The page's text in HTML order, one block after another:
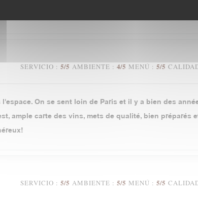
SERVICIO : 5/5 AMBIENTE : 4/5 MENÚ : 5/5
On se sent loin de Paris et il y a bien des
ample carte des vins, mets de qualité, bien préparés
SERVICIO : 5/5 AMBIENTE : 5/5 MENÚ : 5/5